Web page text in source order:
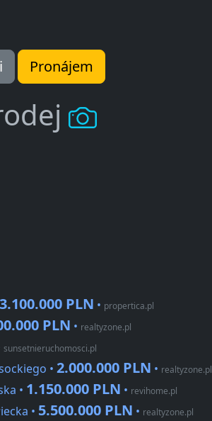
Pronájem
3.100.000 PLN • propertica.pl
PLN • realtyzone.pl
sunsetnieruchomosci.pl
• 2.000.000 PLN • realtyzone.pl
• 1.150.000 PLN • revihome.pl
• 5.500.000 PLN • realtyzone.pl